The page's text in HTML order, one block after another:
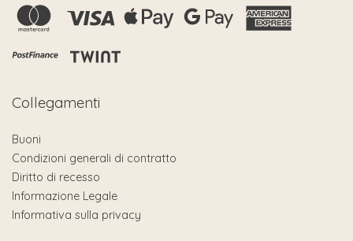
Collegamenti
Buoni
Condizioni generali di contratto
Diritto di recesso
Informazione Legale
Informativa sulla privacy